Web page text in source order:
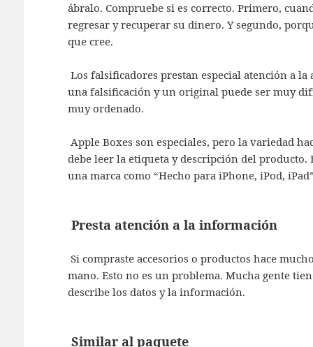
ábralo. Compruebe si es correcto. Primero,
regresar y recuperar su dinero. Y segundo,
que cree.
Los falsificadores prestan especial atención a
una falsificación y un original puede ser muy
muy ordenado.
Apple Boxes son especiales, pero la variedad
debe leer la etiqueta y descripción del
una marca como “Hecho para iPhone, iPod,
Presta atención a la información
Si compraste accesorios o productos hace
mano. Esto no es un problema. Mucha gente
describe los datos y la información.
Similar al paquete